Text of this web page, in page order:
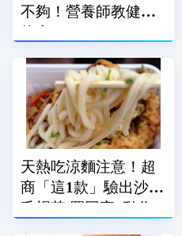
不夠！營養師教健康
飲食
天熱吃涼麵注意！超
商「這1款」驗出沙門
氏桿菌 買回家1動作